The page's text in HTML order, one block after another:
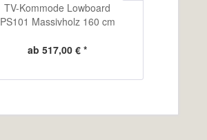
TV-Kommode Lowboard
PS101 Massivholz 160 cm
ab 517,00 € *